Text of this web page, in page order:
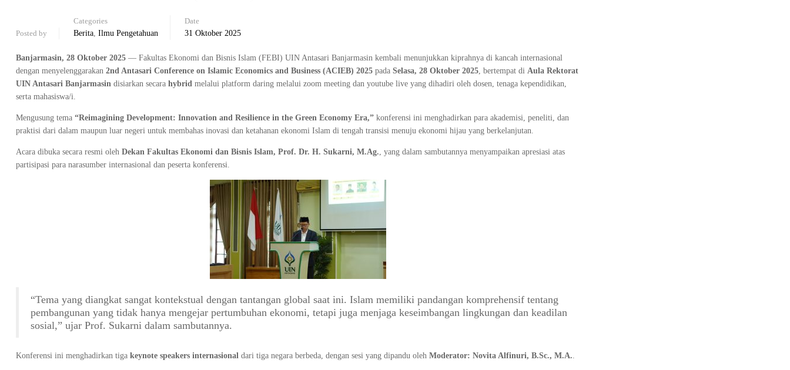
Posted by
Categories
Berita, Ilmu Pengetahuan
Date
31 Oktober 2025
Banjarmasin, 28 Oktober 2025 — Fakultas Ekonomi dan Bisnis Islam (FEBI) UIN Antasari Banjarmasin kembali menunjukkan kiprahnya di kancah internasional
dengan menyelenggarakan 2nd Antasari Conference on Islamic Economics and Business (ACIEB) 2025 pada Selasa, 28 Oktober 2025, bertempat di Aula Rektorat
UIN Antasari Banjarmasin disiarkan secara hybrid melalui platform daring melalui zoom meeting dan youtube live yang dihadiri oleh dosen, tenaga kependidikan,
serta mahasiswa/i.
Mengusung tema “Reimagining Development: Innovation and Resilience in the Green Economy Era,” konferensi ini menghadirkan para akademisi, peneliti, dan
praktisi dari dalam maupun luar negeri untuk membahas inovasi dan ketahanan ekonomi Islam di tengah transisi menuju ekonomi hijau yang berkelanjutan.
Acara dibuka secara resmi oleh Dekan Fakultas Ekonomi dan Bisnis Islam, Prof. Dr. H. Sukarni, M.Ag., yang dalam sambutannya menyampaikan apresiasi atas
partisipasi para narasumber internasional dan peserta konferensi.
“Tema yang diangkat sangat kontekstual dengan tantangan global saat ini. Islam memiliki pandangan komprehensif tentang
pembangunan yang tidak hanya mengejar pertumbuhan ekonomi, tetapi juga menjaga keseimbangan lingkungan dan keadilan
sosial,” ujar Prof. Sukarni dalam sambutannya.
Konferensi ini menghadirkan tiga keynote speakers internasional dari tiga negara berbeda, dengan sesi yang dipandu oleh Moderator: Novita Alfinuri, B.Sc., M.A..